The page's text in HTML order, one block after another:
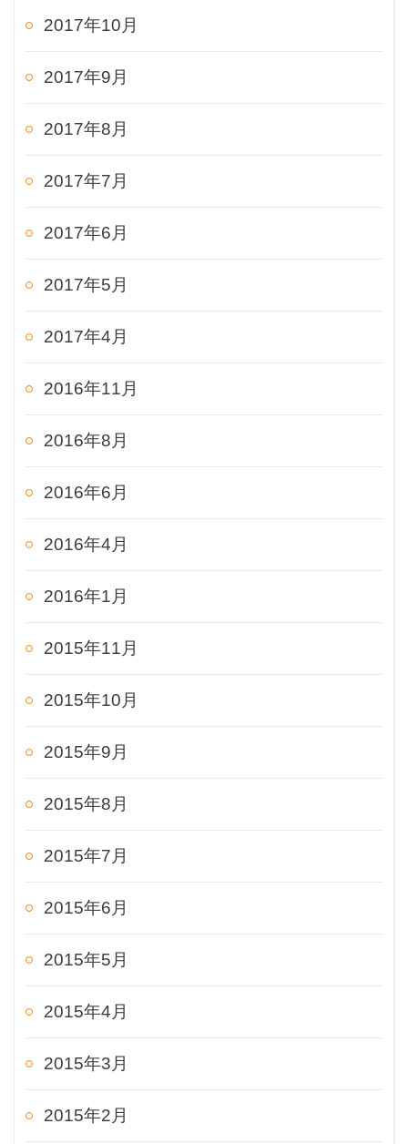
2017年10月
2017年9月
2017年8月
2017年7月
2017年6月
2017年5月
2017年4月
2016年11月
2016年8月
2016年6月
2016年4月
2016年1月
2015年11月
2015年10月
2015年9月
2015年8月
2015年7月
2015年6月
2015年5月
2015年4月
2015年3月
2015年2月